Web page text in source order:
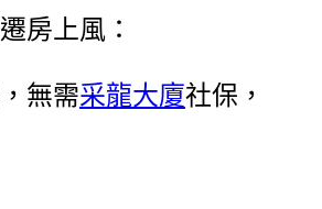
房上風：
無需采龍大廈社保，